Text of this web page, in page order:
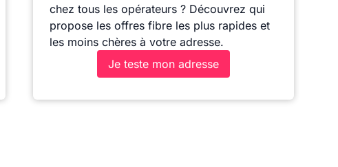
chez tous les opérateurs ? Découvrez qui
propose les offres fibre les plus rapides et
les moins chères à votre adresse.
Je teste mon adresse